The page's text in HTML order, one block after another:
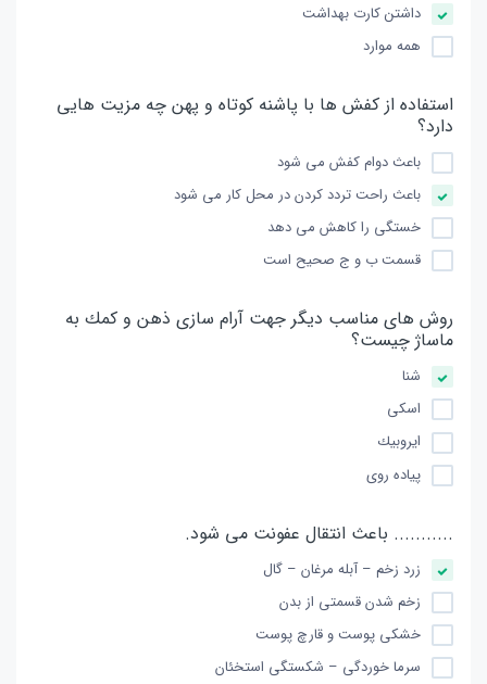
داشتن كارت بهداشت
همه موارد
استفاده از كفش ها با پاشنه كوتاه و پهن چه مزیت هایی
دارد؟
باعث دوام كفش می شود
باعث راحت تردد كردن در محل كار می شود
خستگی را كاهش می دهد
قسمت ب و ج صحیح است
روش های مناسب دیگر جهت آرام سازی ذهن و كمك به
ماساژ چیست؟
شنا
اسكی
ایروبیك
پیاده روی
........... باعث انتقال عفونت می شود.
زرد زخم – آبله مرغان – گال
زخم شدن قسمتی از بدن
خشكی پوست و قارچ پوست
سرما خوردگی – شكستگی استخئان